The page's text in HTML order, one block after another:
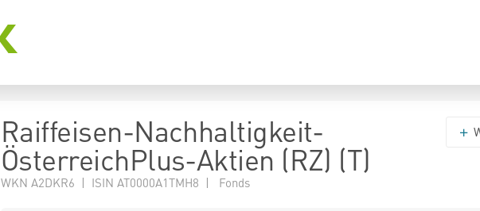
Raiffeisen-Nachhaltigkeit-
ÖsterreichPlus-Aktien (RZ) (T)
WKN A2DKR6 | ISIN AT0000A1TMH8 | Fonds